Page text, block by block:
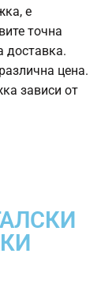
е
точна
доставка.
цена.
зависи от